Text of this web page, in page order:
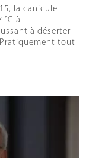
la canicule
à
à déserter
tout